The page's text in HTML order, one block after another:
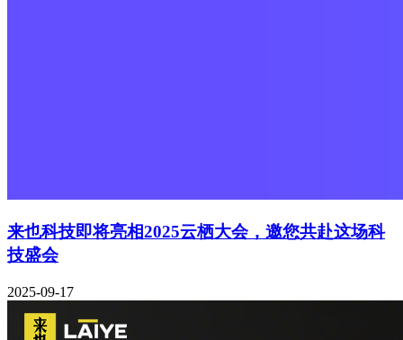
来也科技即将亮相2025云栖大会，邀您共赴这场科
技盛会
2025-09-17